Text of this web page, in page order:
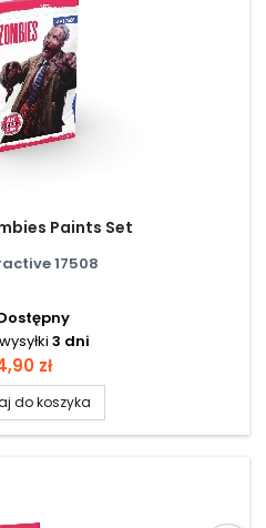
Paints Set
17508
3 dni
zł
do koszyka